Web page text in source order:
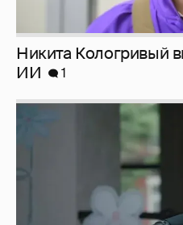
Певица Глюкоза
эротического журнала